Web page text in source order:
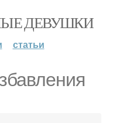
ДЕВУШКИ
статьи